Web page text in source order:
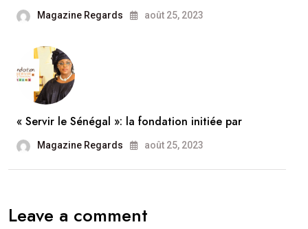
Magazine Regards août 25, 2023
« Servir le Sénégal »: la fondation initiée par
Magazine Regards août 25, 2023
Leave a comment